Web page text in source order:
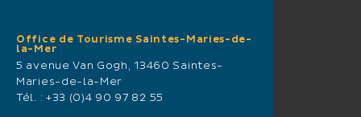
Office de Tourisme Saintes-Maries-de-
la-Mer
5 avenue Van Gogh, 13460 Saintes-
Maries-de-la-Mer
Tél. : +33 (0)4 90 97 82 55